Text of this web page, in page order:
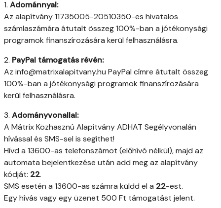
1. Adománnyal:
Az alapítvány 11735005-20510350-es hivatalos
számlaszámára átutalt összeg 100%-ban a jótékonysági
programok finanszírozására kerül felhasználásra.
2. PayPal támogatás révén:
Az info@matrixalapitvany.hu PayPal címre átutalt összeg
100%-ban a jótékonysági programok finanszírozására
kerül felhasználásra.
3. Adományvonallal:
A Mátrix Közhasznú Alapítvány ADHAT Segélyvonalán
hívással és SMS-sel is segíthet!
Hívd a 13600-as telefonszámot (előhívó nélkül), majd az
automata bejelentkezése után add meg az alapítvány
kódját: 22.
SMS esetén a 13600-as számra küldd el a 22-est.
Egy hívás vagy egy üzenet 500 Ft támogatást jelent.